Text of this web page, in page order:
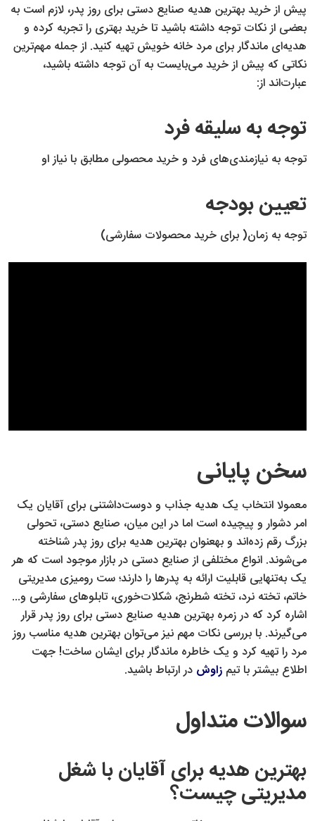
پیش از خرید بهترین هدیه صنایع دستی برای روز پدر، لازم است به
بعضی از نکات توجه داشته باشید تا خرید بهتری را تجربه کرده و
هدیه‌ای ماندگار برای مرد خانه خویش تهیه کنید. از جمله مهم‌ترین
نکاتی که پیش از خرید می‌بایست به آن توجه داشته باشید،
عبارت‌اند از:
توجه به سلیقه فرد
توجه به نیازمندی‌های فرد و خرید محصولی مطابق با نیاز او
تعیین بودجه
توجه به زمان( برای خرید محصولات سفارشی)
سخن پایانی
معمولا انتخاب یک هدیه جذاب و دوست‌داشتنی برای آقایان یک
امر دشوار و پیچیده‌ است اما در این میان، صنایع دستی، تحولی
بزرگ رقم زده‌اند و به‎عنوان بهترین هدیه برای روز پدر شناخته
می‌شوند. انواع مختلفی از صنایع دستی در بازار موجود است که هر
یک به‌تنهایی قابلیت ارائه به پدرها را دارند؛ ست رومیزی مدیریتی
خاتم، تخته نرد، تخته شطرنج، شکلات‌خوری، تابلوهای سفارشی و...
اشاره کرد که در زمره بهترین هدیه صنایع دستی برای روز پدر قرار
می‌گیرند. با بررسی نکات مهم نیز می‌توان بهترین هدیه مناسب روز
مرد را تهیه کرد و یک خاطره ماندگار برای ایشان ساخت! جهت
اطلاع بیشتر با تیم زاوش در ارتباط باشید.
سوالات متداول
بهترین هدیه برای آقایان با شغل
مدیریتی چیست؟